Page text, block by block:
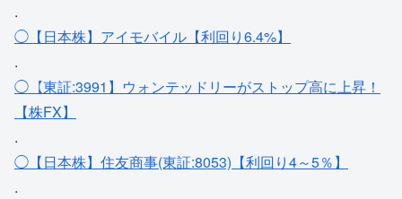
.
◯【日本株】アイモバイル【利回り6.4%】
.
◯【東証:3991】ウォンテッドリーがストップ高に上昇！
【株FX】
.
◯【日本株】住友商事(東証:8053)【利回り4～5％】
.